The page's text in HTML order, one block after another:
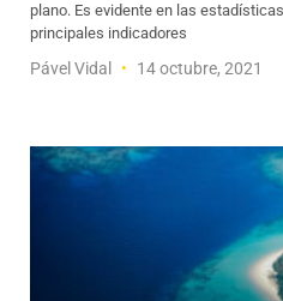
plano. Es evidente en las
principales indicadores
Pável Vidal 14 octubre, 2021